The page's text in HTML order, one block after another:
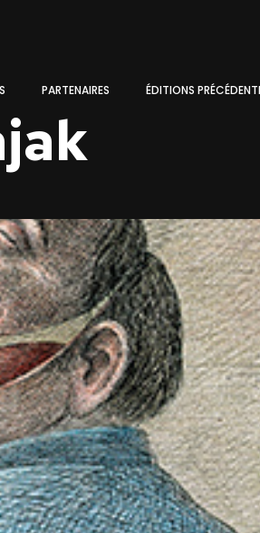
PARTENAIRES ÉDITIONS